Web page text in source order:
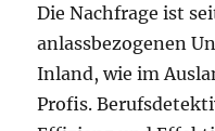
Die Nachfrage ist
anlassbezogenen
Inland, wie im
Profis.